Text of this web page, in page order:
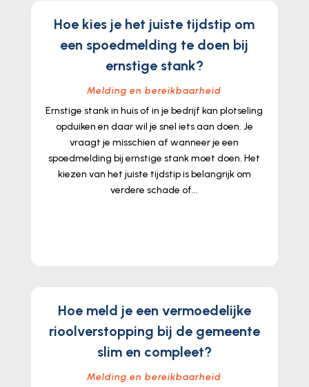
Hoe kies je het juiste tijdstip om
een spoedmelding te doen bij
ernstige stank?
Melding en bereikbaarheid
Ernstige stank in huis of in je bedrijf kan plotseling
opduiken en daar wil je snel iets aan doen. Je
vraagt je misschien af wanneer je een
spoedmelding bij ernstige stank moet doen. Het
kiezen van het juiste tijdstip is belangrijk om
verdere schade of...
Hoe meld je een vermoedelijke
rioolverstopping bij de gemeente
slim en compleet?
Melding en bereikbaarheid